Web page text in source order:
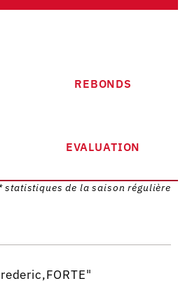
REBONDS
EVALUATION
statistiques de la saison régulière